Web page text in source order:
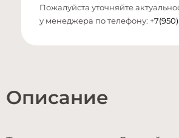
Пожалуйста уточняйте
у менеджера по телефону:
Описание